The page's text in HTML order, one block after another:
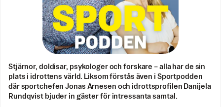
Stjärnor, doldisar, psykologer och forskare – alla har de sin
plats i idrottens värld. Liksom förstås även i Sportpodden
där sportchefen Jonas Arnesen och idrottsprofilen Danijela
Rundqvist bjuder in gäster för intressanta samtal.